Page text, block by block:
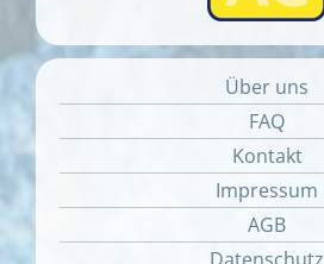
Über uns
FAQ
Kontakt
Impressum
AGB